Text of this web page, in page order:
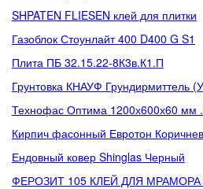
SHPATEN FLIESEN клей для плитки
Газоблок Стоунлайт 400 D400 G S1
Плита ПБ 32.15.22-8К3в.К1.П
Грунтовка КНАУФ Грундирмиттель
Технофас Оптима 1200х600х60 мм
Кирпич фасонный Евротон
Ендовный ковер Shinglas Черный
ФЕРОЗИТ 105 КЛЕЙ ДЛЯ МРАМОРА